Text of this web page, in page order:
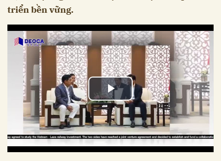
triển bền vững.